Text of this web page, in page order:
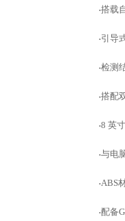
•搭载
•引导
•检测
•搭配
•8 英
•与电
•ABS
•配备